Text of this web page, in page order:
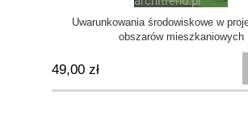
Uwarunkowania środowiskowe w
obszarów mieszkaniowych
49,00 zł